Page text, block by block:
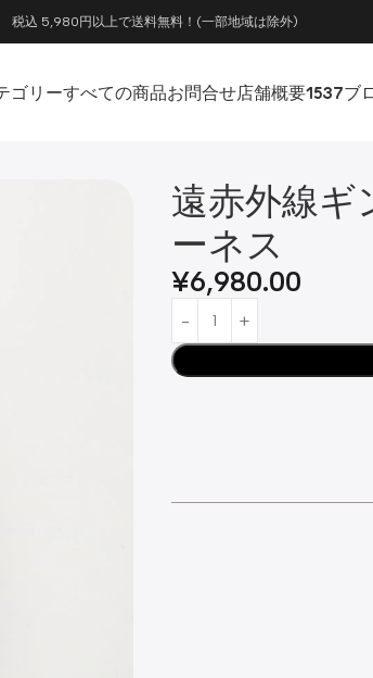
税込 5,980円以上で送料無料！(一部地域は除外)
ゴリーすべての商品お問合せ店舗概要1537ブ
遠赤外線ギ
ーネス
¥6,980.00